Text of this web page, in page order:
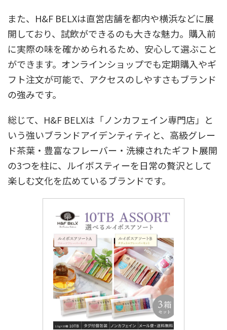
また、H&F BELXは直営店舗を都内や横浜などに展
開しており、試飲ができるのも大きな魅力。購入前
に実際の味を確かめられるため、安心して選ぶこと
ができます。オンラインショップでも定期購入やギ
フト注文が可能で、アクセスのしやすさもブランド
の強みです。
総じて、H&F BELXは「ノンカフェイン専門店」と
いう強いブランドアイデンティティと、高級グレー
ド茶葉・豊富なフレーバー・洗練されたギフト展開
の3つを柱に、ルイボスティーを日常の贅沢として
楽しむ文化を広めているブランドです。